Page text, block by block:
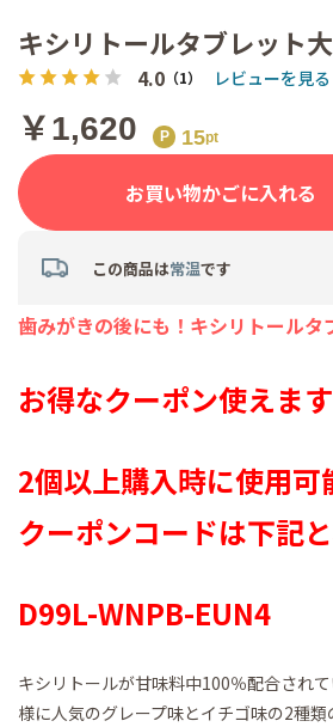
キシリトールタブレット
4.0 （1） レビューを見る
￥1,620 15
お買い物かごに入れる
この商品は常温です
歯みがきの後にも！キシリトールタ
お得なクーポン使えます
2個以上購入時に使用可
クーポンコードは下記と
D99L-WNPB-EUN4
キシリトールが甘味料中100％配合され
様に人気のグレープ味とイチゴ味の2種